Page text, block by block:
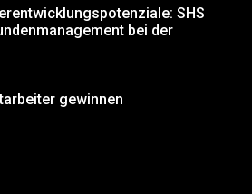
SHS
bei der
gewinnen